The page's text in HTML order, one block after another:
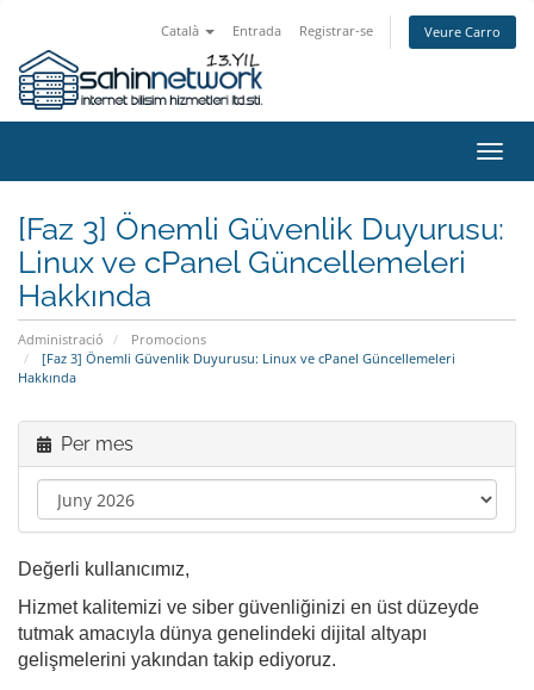
Català Entrada Registrar-se Veure Carro
la
[Faz 3] Önemli Güvenlik Duyurusu:
Linux ve cPanel Güncellemeleri
Hakkında
Administració
Promocions
[Faz 3] Önemli Güvenlik Duyurusu: Linux ve cPanel Güncellemeleri
Hakkında
Per mes
Değerli kullanıcımız,
Hizmet kalitemizi ve siber güvenliğinizi en üst düzeyde
tutmak amacıyla dünya genelindeki dijital altyapı
gelişmelerini yakından takip ediyoruz.